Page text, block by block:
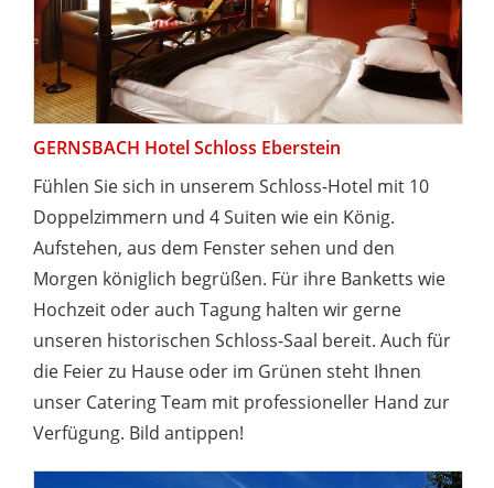
GERNSBACH Hotel Schloss Eberstein
Fühlen Sie sich in unserem Schloss-Hotel mit 10
Doppelzimmern und 4 Suiten wie ein König.
Aufstehen, aus dem Fenster sehen und den
Morgen königlich begrüßen. Für ihre Banketts wie
Hochzeit oder auch Tagung halten wir gerne
unseren historischen Schloss-Saal bereit. Auch für
die Feier zu Hause oder im Grünen steht Ihnen
unser Catering Team mit professioneller Hand zur
Verfügung. Bild antippen!